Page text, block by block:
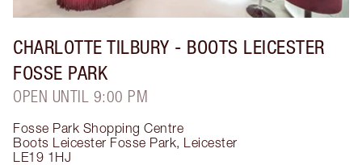
CHARLOTTE TILBURY - BOOTS LEICESTER
FOSSE PARK
OPEN UNTIL 9:00 PM
Fosse Park Shopping Centre
Boots Leicester Fosse Park, Leicester
LE19 1HJ